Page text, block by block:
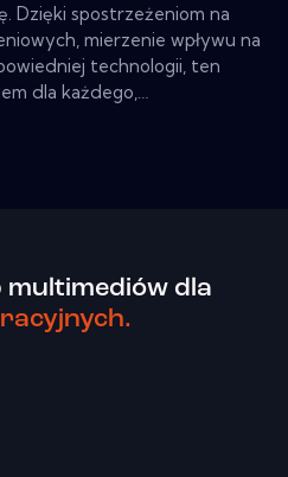
Dzięki spostrzeżeniom na
mierzenie wpływu na
technologii, ten
dla każdego,…
multimediów dla